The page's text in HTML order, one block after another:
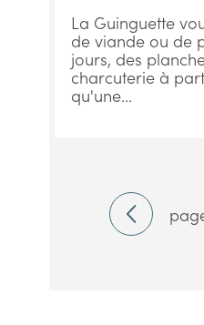
La Guinguette
de viande ou de
jours, des
charcuterie à
qu'une...